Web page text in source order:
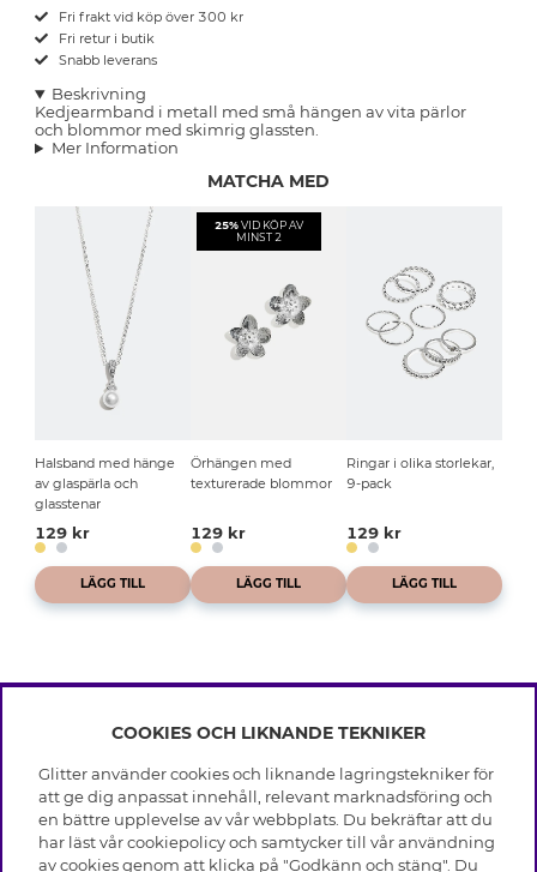
Fri frakt vid köp över 300 kr
Fri retur i butik
Snabb leverans
Beskrivning
Kedjearmband i metall med små hängen av vita pärlor
och blommor med skimrig glassten.
Mer Information
MATCHA MED
Halsband med hänge
av glaspärla och
glasstenar
129 kr
LÄGG TILL
25% VID KÖP AV
MINST 2
Örhängen med
texturerade blommor
129 kr
LÄGG TILL
Ringar i olika storlekar,
9-pack
129 kr
LÄGG TILL
INFO
Leverans
Villkor
Integritetspolicy
Cookies
OM GLITTER
Black Friday
COOKIES OCH LIKNANDE TEKNIKER
Glitter använder cookies och liknande lagringstekniker för
att ge dig anpassat innehåll, relevant marknadsföring och
en bättre upplevelse av vår webbplats. Du bekräftar att du
har läst vår cookiepolicy och samtycker till vår användning
av cookies genom att klicka på "Godkänn och stäng". Du